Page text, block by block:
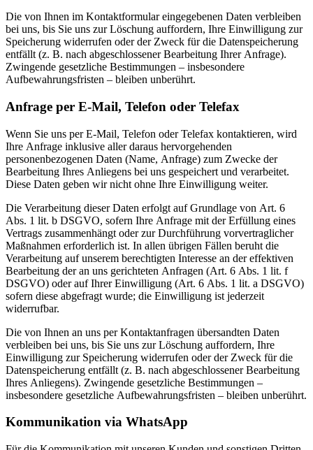
Die von Ihnen im Kontaktformular eingegebenen Daten verbleiben
bei uns, bis Sie uns zur Löschung auffordern, Ihre Einwilligung zur
Speicherung widerrufen oder der Zweck für die Datenspeicherung
entfällt (z. B. nach abgeschlossener Bearbeitung Ihrer Anfrage).
Zwingende gesetzliche Bestimmungen – insbesondere
Aufbewahrungsfristen – bleiben unberührt.
Anfrage per E-Mail, Telefon oder Telefax
Wenn Sie uns per E-Mail, Telefon oder Telefax kontaktieren, wird
Ihre Anfrage inklusive aller daraus hervorgehenden
personenbezogenen Daten (Name, Anfrage) zum Zwecke der
Bearbeitung Ihres Anliegens bei uns gespeichert und verarbeitet.
Diese Daten geben wir nicht ohne Ihre Einwilligung weiter.
Die Verarbeitung dieser Daten erfolgt auf Grundlage von Art. 6
Abs. 1 lit. b DSGVO, sofern Ihre Anfrage mit der Erfüllung eines
Vertrags zusammenhängt oder zur Durchführung vorvertraglicher
Maßnahmen erforderlich ist. In allen übrigen Fällen beruht die
Verarbeitung auf unserem berechtigten Interesse an der effektiven
Bearbeitung der an uns gerichteten Anfragen (Art. 6 Abs. 1 lit. f
DSGVO) oder auf Ihrer Einwilligung (Art. 6 Abs. 1 lit. a DSGVO)
sofern diese abgefragt wurde; die Einwilligung ist jederzeit
widerrufbar.
Die von Ihnen an uns per Kontaktanfragen übersandten Daten
verbleiben bei uns, bis Sie uns zur Löschung auffordern, Ihre
Einwilligung zur Speicherung widerrufen oder der Zweck für die
Datenspeicherung entfällt (z. B. nach abgeschlossener Bearbeitung
Ihres Anliegens). Zwingende gesetzliche Bestimmungen –
insbesondere gesetzliche Aufbewahrungsfristen – bleiben unberührt.
Kommunikation via WhatsApp